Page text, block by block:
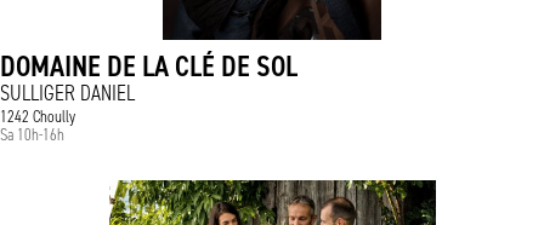
DOMAINE DE LA CLÉ DE SOL
SULLIGER DANIEL
1242 Choully
Sa 10h-16h